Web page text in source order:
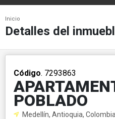
Inicio
Detalles del
Código. 7293863
POBLADO
Medellín, Antioquia, Colombia